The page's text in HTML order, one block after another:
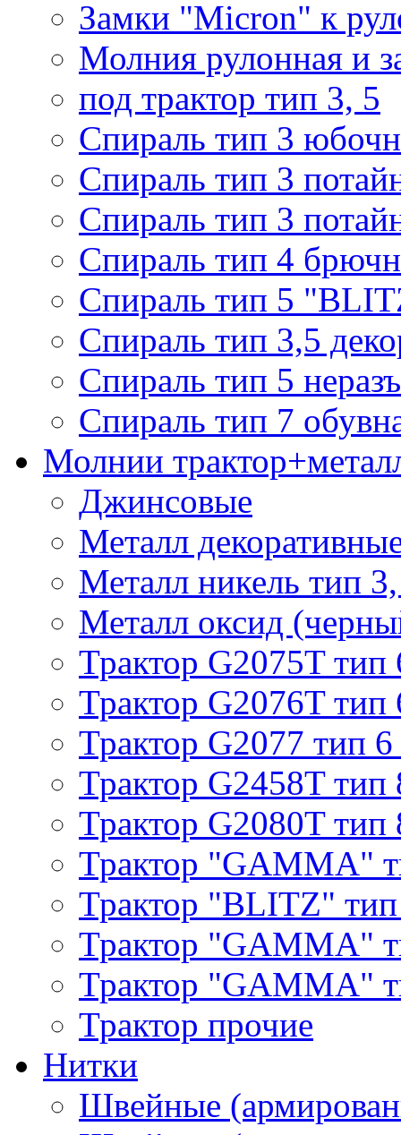
Замки "Micron" к
Молния рулонная и
под трактор тип 3, 5
Спираль тип 3
Спираль тип 3
Спираль тип 3
Спираль тип 4
Спираль тип 5
Спираль тип 3,5
Спираль тип 5
Спираль тип 7
Молнии
Джинсовые
Металл
Металл никель тип
Металл оксид
Трактор G2075T тип
Трактор G2076T тип
Трактор G2077 тип 6
Трактор G2458T тип
Трактор G2080T тип
Трактор "GAMMA"
Трактор "BLITZ"
Трактор "GAMMA"
Трактор "GAMMA"
Трактор прочие
Нитки
Швейные